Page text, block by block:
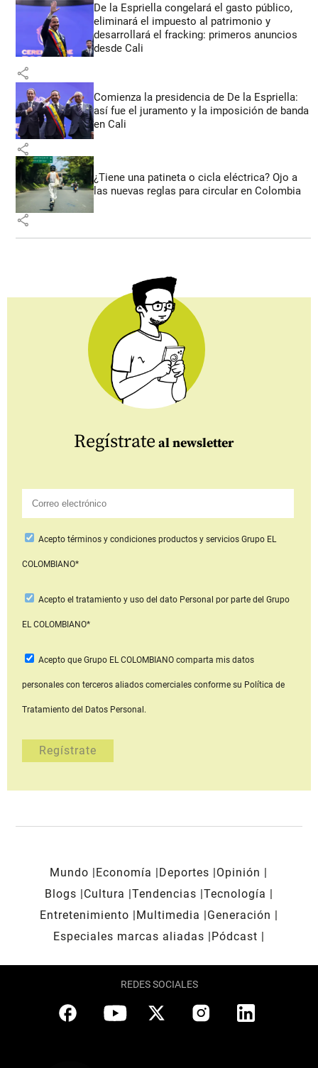
De la Espriella congelará el gasto público,
eliminará el impuesto al patrimonio y
desarrollará el fracking: primeros anuncios
desde Cali
share
Comienza la presidencia de De la Espriella:
así fue el juramento y la imposición de banda
en Cali
share
¿Tiene una patineta o cicla eléctrica? Ojo a
las nuevas reglas para circular en Colombia
share
Regístrate al newsletter
Aceptotérminos y condiciones productos y serviciosGrupo EL
COLOMBIANO*
Acepto el tratamiento y uso del dato Personal por parte del Grupo
EL COLOMBIANO*
Acepto que Grupo EL COLOMBIANOcomparta mis datos
personales con terceros aliados comerciales conforme su Política de
Tratamiento del Datos Personal.
Mundo Economía Deportes
Opinión
Blogs
Cultura Tendencias Tecnología
Entretenimiento
Multimedia
Generación
Especiales marcas aliadas
Pódcast
REDES SOCIALES